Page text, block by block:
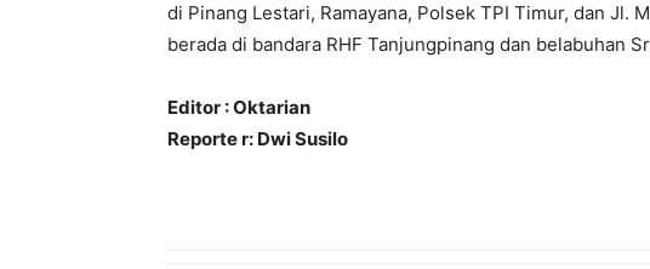
di Pinang Lestari, Ramayana, Polsek TPI Timur, dan Jl.
berada di bandara RHF Tanjungpinang dan belabuhan
Editor : Oktarian
Reporte r: Dwi Susilo